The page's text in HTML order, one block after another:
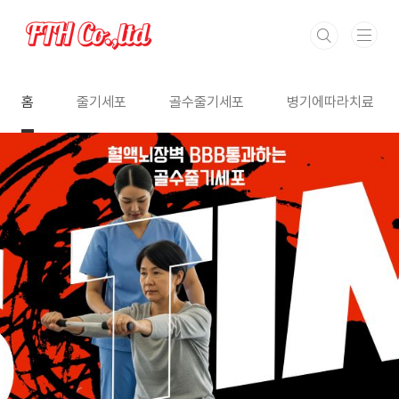
홈 줄기세포 골수줄기세포 병기에따라치료